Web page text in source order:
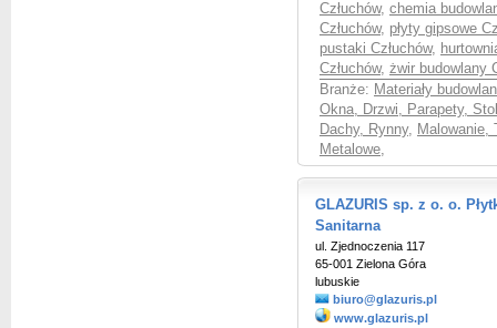
Człuchów, chemia
Człuchów, płyty gipsowe
pustaki Człuchów,
Człuchów, żwir budowlany
Branże: Materiały
Okna, Drzwi, Parapety,
Dachy, Rynny, Malowanie,
Metalowe,
GLAZURIS sp. z o. o.
Sanitarna
ul. Zjednoczenia 117
65-001 Zielona Góra
lubuskie
biuro@glazuris.pl
www.glazuris.pl